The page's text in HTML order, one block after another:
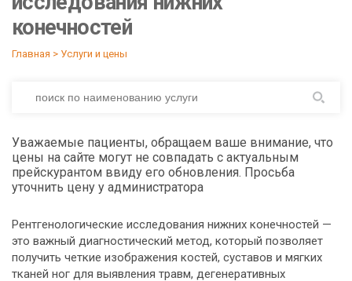
конечностей
Главная > Услуги и цены
Уважаемые пациенты, обращаем ваше внимание, что
цены на сайте могут не совпадать с актуальным
прейскурантом ввиду его обновления. Просьба
уточнить цену у администратора
Рентгенологические исследования нижних конечностей —
это важный диагностический метод, который позволяет
получить четкие изображения костей, суставов и мягких
тканей ног для выявления травм, дегенеративных